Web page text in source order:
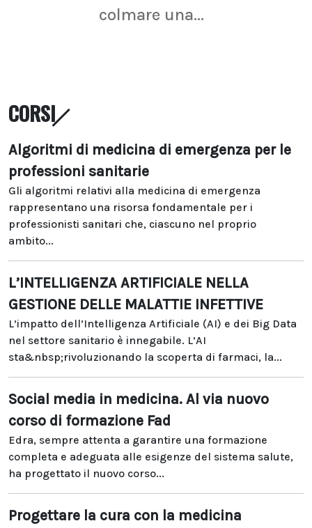
colmare una...
CORSI
Algoritmi di medicina di emergenza per le
professioni sanitarie
Gli algoritmi relativi alla medicina di emergenza
rappresentano una risorsa fondamentale per i
professionisti sanitari che, ciascuno nel proprio
ambito...
L’INTELLIGENZA ARTIFICIALE NELLA
GESTIONE DELLE MALATTIE INFETTIVE
L’impatto dell’Intelligenza Artificiale (AI) e dei Big Data
nel settore sanitario è innegabile. L’AI
sta&nbsp;rivoluzionando la scoperta di farmaci, la...
Social media in medicina. Al via nuovo
corso di formazione Fad
Edra, sempre attenta a garantire una formazione
completa e adeguata alle esigenze del sistema salute,
ha progettato il nuovo corso...
Progettare la cura con la medicina